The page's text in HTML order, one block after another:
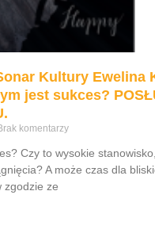
Kultury Ewelina
jest sukces?
komentarzy
Czy to wysokie
A może czas dla
zgodzie ze